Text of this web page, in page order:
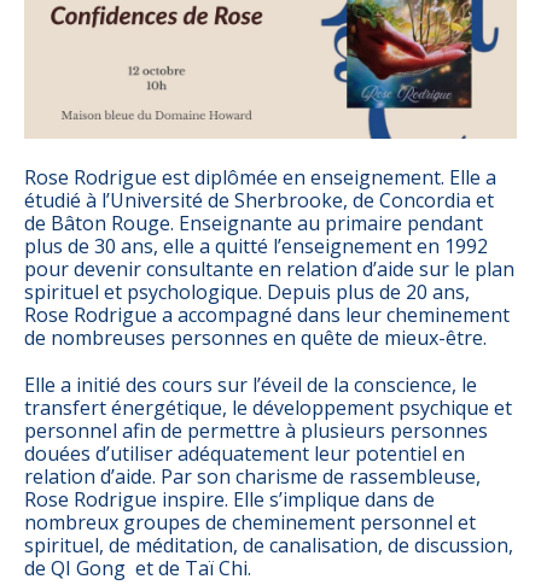
Rose Rodrigue est diplômée en enseignement. Elle a
étudié à l’Université de Sherbrooke, de Concordia et
de Bâton Rouge. Enseignante au primaire pendant
plus de 30 ans, elle a quitté l’enseignement en 1992
pour devenir consultante en relation d’aide sur le plan
spirituel et psychologique. Depuis plus de 20 ans,
Rose Rodrigue a accompagné dans leur cheminement
de nombreuses personnes en quête de mieux-être.
Elle a initié des cours sur l’éveil de la conscience, le
transfert énergétique, le développement psychique et
personnel afin de permettre à plusieurs personnes
douées d’utiliser adéquatement leur potentiel en
relation d’aide. Par son charisme de rassembleuse,
Rose Rodrigue inspire. Elle s’implique dans de
nombreux groupes de cheminement personnel et
spirituel, de méditation, de canalisation, de discussion,
de QI Gong et de Taï Chi.